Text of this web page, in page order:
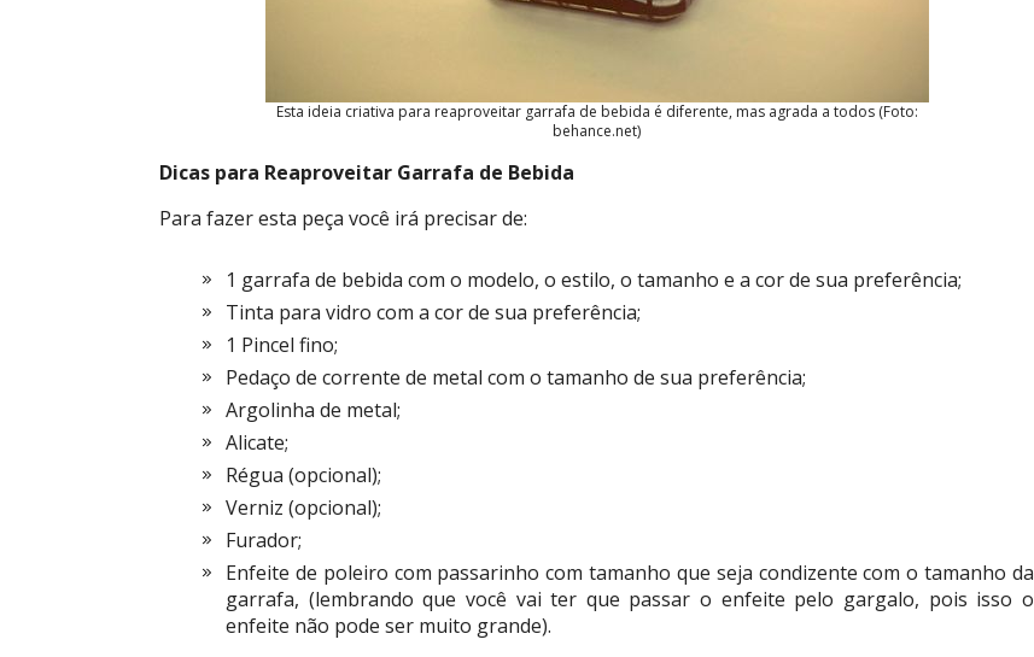
Esta ideia criativa para reaproveitar garrafa de bebida é diferente, mas agrada a todos (Foto:
behance.net)
Dicas para Reaproveitar Garrafa de Bebida
Para fazer esta peça você irá precisar de:
1 garrafa de bebida com o modelo, o estilo, o tamanho e a cor de sua preferência;
Tinta para vidro com a cor de sua preferência;
1 Pincel fino;
Pedaço de corrente de metal com o tamanho de sua preferência;
Argolinha de metal;
Alicate;
Régua (opcional);
Verniz (opcional);
Furador;
Enfeite de poleiro com passarinho com tamanho que seja condizente com o tamanho da
garrafa, (lembrando que você vai ter que passar o enfeite pelo gargalo, pois isso o
enfeite não pode ser muito grande).